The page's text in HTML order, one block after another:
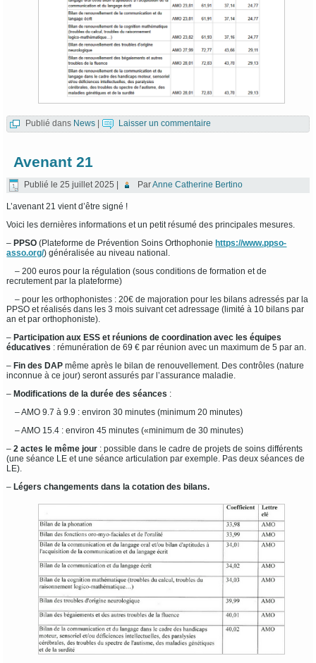
Publié dans News Laisser un commentaire
Avenant 21
Publié le 25 juillet 2025 ParAnne Catherine Bertino
L’avenant 21 vient d’être signé !
Voici les dernières informations et un petit résumé des principales mesures.
– PPSO (Plateforme de Prévention Soins Orthophonie https://www.ppso-
asso.org/) généralisée au niveau national.
– 200 euros pour la régulation (sous conditions de formation et de
recrutement par la plateforme)
– pour les orthophonistes : 20€ de majoration pour les bilans adressés par la
PPSO et réalisés dans les 3 mois suivant cet adressage (limité à 10 bilans par
an et par orthophoniste).
– Participation aux ESS et réunions de coordination avec les équipes
éducatives : rémunération de 69 € par réunion avec un maximum de 5 par an.
– Fin des DAP même après le bilan de renouvellement. Des contrôles (nature
inconnue à ce jour) seront assurés par l’assurance maladie.
– Modifications de la durée des séances :
– AMO 9.7 à 9.9 : environ 30 minutes (minimum 20 minutes)
– AMO 15.4 : environ 45 minutes («minimum de 30 minutes)
– 2 actes le même jour : possible dans le cadre de projets de soins différents
(une séance LE et une séance articulation par exemple. Pas deux séances de
LE).
– Légers changements dans la cotation des bilans.